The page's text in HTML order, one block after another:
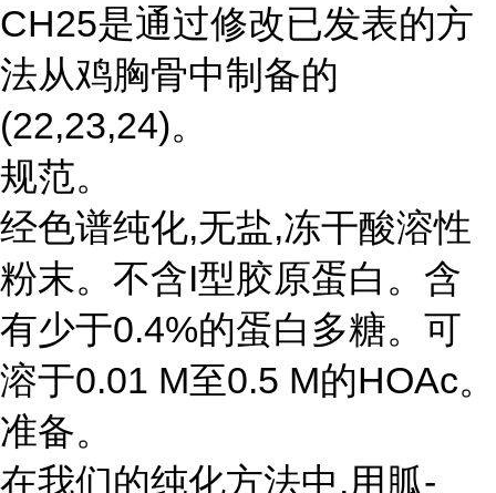
CH25是通过修改已发表的方
法从鸡胸骨中制备的
(22,23,24)。
规范。
经色谱纯化,无盐,冻干酸溶性
粉末。不含I型胶原蛋白。含
有少于0.4%的蛋白多糖。可
溶于0.01 M至0.5 M的HOAc。
准备。
在我们的纯化方法中,用胍-